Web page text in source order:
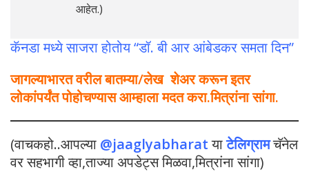
आहेत.)
कॅनडा मध्ये साजरा होतोय “डॉ. बी आर आंबेडकर समता दिन”
जागल्याभारत वरील बातम्या/लेख शेअर करून इतर
लोकांपर्यंत पोहोचण्यास आम्हाला मदत करा.मित्रांना सांगा.
(वाचकहो..आपल्या @jaaglyabharat याटेलिग्रामचॅनेल
वर सहभागी व्हा,ताज्या अपडेट्स मिळवा,मित्रांना सांगा)